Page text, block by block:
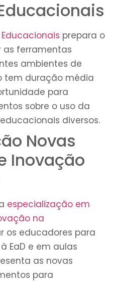
prepara o
as ferramentas
ambientes de
tem duração média
para
sobre o uso da
diversos.
Novas
Inovação
especialização em
na
os educadores para
EaD e em aulas
as novas
para